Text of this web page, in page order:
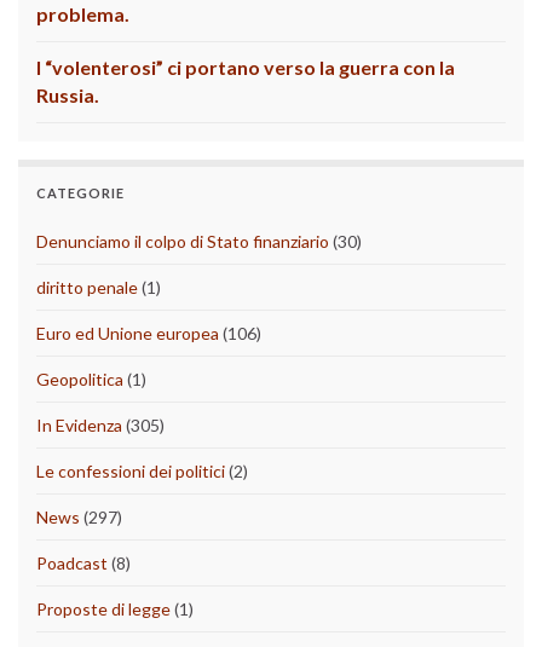
problema.
I “volenterosi” ci portano verso la guerra con la
Russia.
CATEGORIE
Denunciamo il colpo di Stato finanziario (30)
diritto penale(1)
Euro ed Unione europea (106)
Geopolitica (1)
In Evidenza (305)
Le confessioni dei politici(2)
News (297)
Poadcast (8)
Proposte di legge(1)